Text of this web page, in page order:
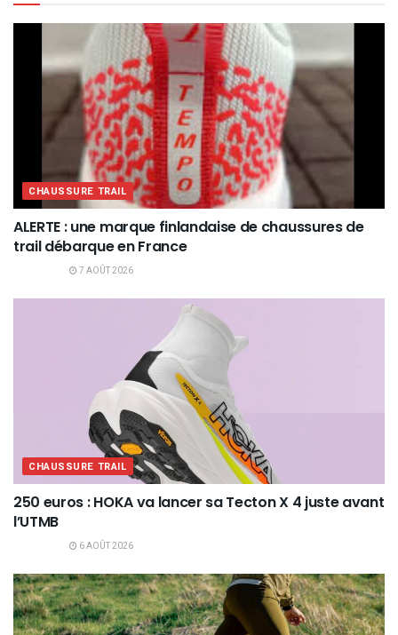
CHAUSSURE TRAIL
ALERTE : une marque finlandaise de chaussures de
trail débarque en France
7 AOÛT 2026
CHAUSSURE TRAIL
250 euros : HOKA va lancer sa Tecton X 4 juste avant
l’UTMB
6 AOÛT 2026